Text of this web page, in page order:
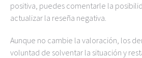
positiva, puedes comentarle la
actualizar la reseña negativa.
Aunque no cambie la valoración, los
voluntad de solventar la situación y